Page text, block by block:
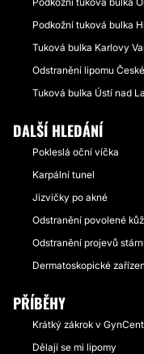
Podkožní tuková bulka
Tuková bulka Karlovy
Odstranění lipomu
Tuková bulka Ústí nad
DALŠÍ HLEDÁNÍ
Pokleslá oční víčka
Karpální tunel
Jizvičky po akné
Odstranění povolené
Odstranění projevů
Dermatoskopické
PŘÍBĚHY
Krátký zákrok v
Dělají se mi lipomy